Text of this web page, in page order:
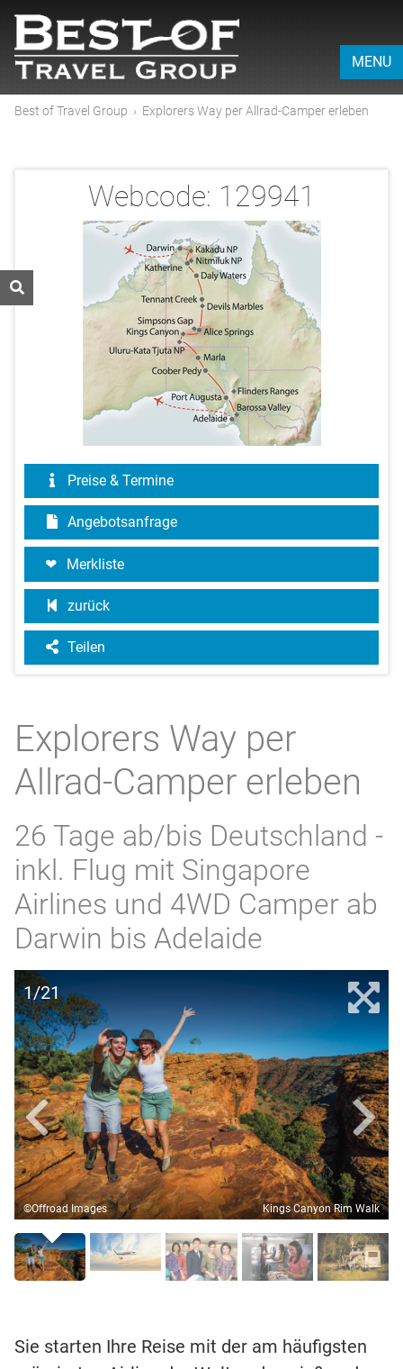
MENU
Best of Travel Group › Explorers Way per Allrad-Camper erleben
Webcode: 129941
Preise & Termine
Angebotsanfrage
Merkliste
zurück
Teilen
Explorers Way per
Allrad-Camper erleben
26 Tage ab/bis Deutschland -
inkl. Flug mit Singapore
Airlines und 4WD Camper ab
Darwin bis Adelaide
1/21
©Offroad Images Kings Canyon Rim Walk
Sie starten Ihre Reise mit der am häufigsten